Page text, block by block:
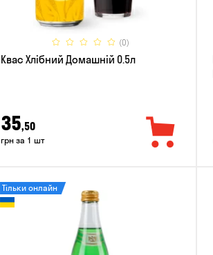
(0)
Квас Хлібний Домашній 0.5л
35,50
грн за 1 шт
Тільки онлайн